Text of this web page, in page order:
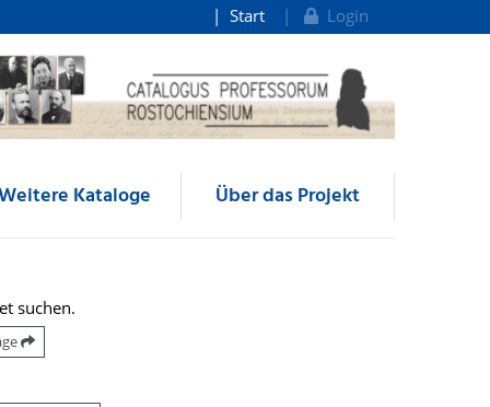
Start Login
Kataloge Über das Projekt
suchen.